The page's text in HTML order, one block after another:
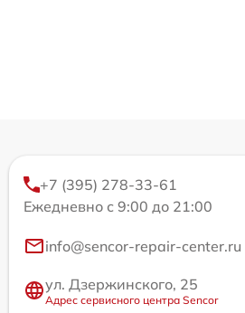
+7 (395) 278-33-61
Ежедневно с 9:00 до 21:00
info@sencor-repair-center.ru
ул. Дзержинского, 25
Адрес сервисного центра Sencor